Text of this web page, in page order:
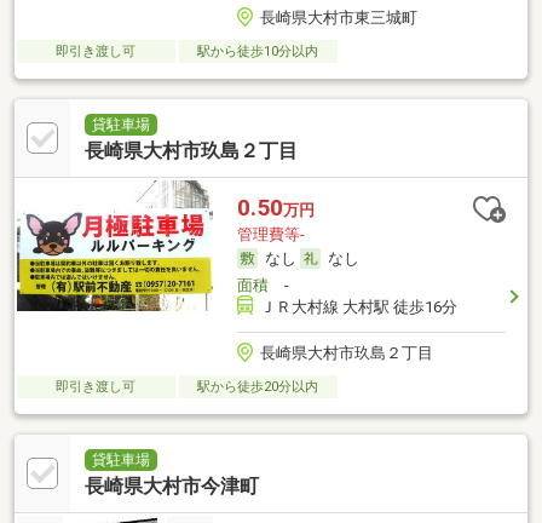
長崎県大村市東三城町
即引き渡し可 駅から徒歩10分以内
貸駐車場
長崎県大村市玖島２丁目
0.50万円
管理費等-
なし
なし
面積-
ＪＲ大村線 大村駅 徒歩16分
長崎県大村市玖島２丁目
即引き渡し可 駅から徒歩20分以内
貸駐車場
長崎県大村市今津町